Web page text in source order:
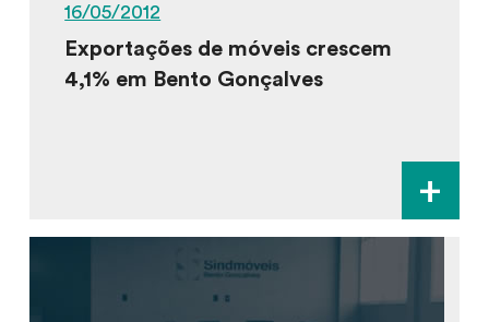
16/05/2012
Exportações de móveis crescem
4,1% em Bento Gonçalves
+